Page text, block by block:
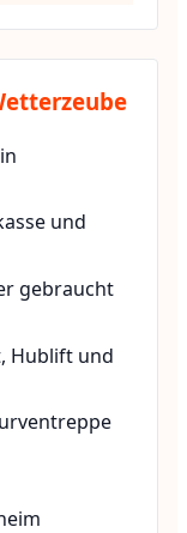
und
gebraucht
Hublift und